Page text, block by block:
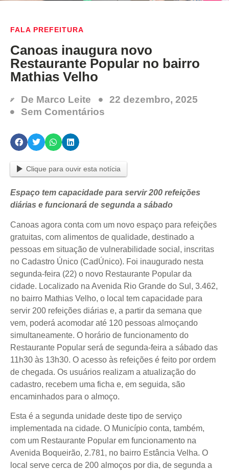
FALA PREFEITURA
Canoas inaugura novo
Restaurante Popular no bairro
Mathias Velho
De Marco Leite
22 dezembro, 2025
Sem Comentários
Clique para ouvir esta notícia
Espaço tem capacidade para servir 200 refeições
diárias e funcionará de segunda a sábado
Canoas agora conta com um novo espaço para refeições
gratuitas, com alimentos de qualidade, destinado a
pessoas em situação de vulnerabilidade social, inscritas
no Cadastro Único (CadÚnico). Foi inaugurado nesta
segunda-feira (22) o novo Restaurante Popular da
cidade. Localizado na Avenida Rio Grande do Sul, 3.462,
no bairro Mathias Velho, o local tem capacidade para
servir 200 refeições diárias e, a partir da semana que
vem, poderá acomodar até 120 pessoas almoçando
simultaneamente. O horário de funcionamento do
Restaurante Popular será de segunda-feira a sábado das
11h30 às 13h30. O acesso às refeições é feito por ordem
de chegada. Os usuários realizam a atualização do
cadastro, recebem uma ficha e, em seguida, são
encaminhados para o almoço.
Esta é a segunda unidade deste tipo de serviço
implementada na cidade. O Município conta, também,
com um Restaurante Popular em funcionamento na
Avenida Boqueirão, 2.781, no bairro Estância Velha. O
local serve cerca de 200 almoços por dia, de segunda a